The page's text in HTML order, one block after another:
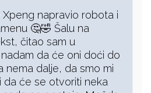
napravio robota i
🤔🤣 Šalu na
čitao sam u
da će oni doći do
nema dalje, da smo mi
da će se otvoriti neka